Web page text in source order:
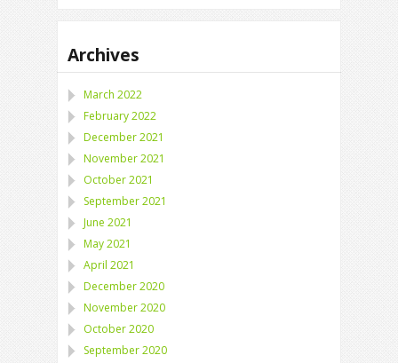
Archives
March 2022
February 2022
December 2021
November 2021
October 2021
September 2021
June 2021
May 2021
April 2021
December 2020
November 2020
October 2020
September 2020